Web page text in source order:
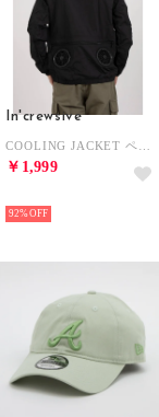
In'crewsive
￥1,999
92%